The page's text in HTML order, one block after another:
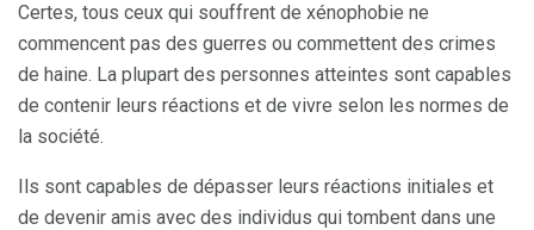
Certes, tous ceux qui souffrent de xénophobie ne
commencent pas des guerres ou commettent des crimes
de haine. La plupart des personnes atteintes sont capables
de contenir leurs réactions et de vivre selon les normes de
la société.
Ils sont capables de dépasser leurs réactions initiales et
de devenir amis avec des individus qui tombent dans une